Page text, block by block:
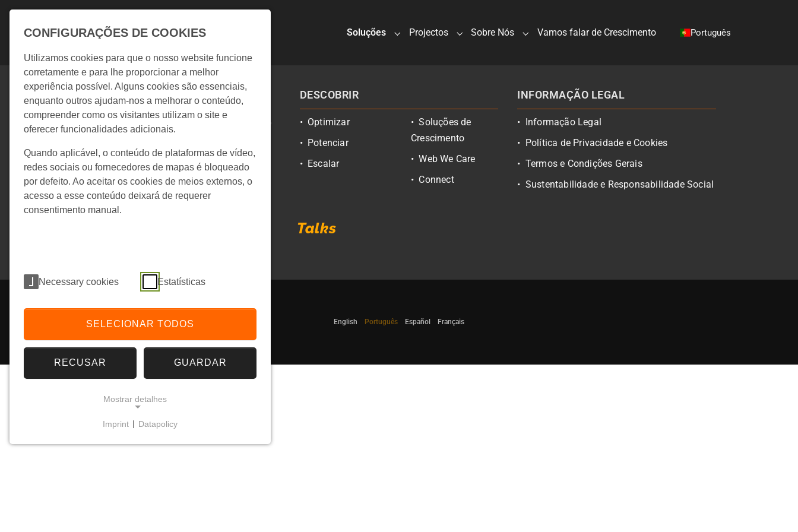
Soluções(current)
Submenu for "Soluções"
Projectos
Submenu for "Projectos"
Sobre Nós
Submenu for "Sobre Nós"
Vamos falar de Crescimento Português
Potenciar a Presença Digital
Soluções inteligentes para o crescimento do
Let's Talk Growth
Aldeia da Nora, Caixa Postal Nº 140N
8375-057 São Bartolomeu de Messines
DESCOBRIR
Optimizar
Potenciar
Escalar
Soluções de
Crescimento
Web We Care
Connect
Talks
INFORMAÇÃO LEGAL
Informação Legal
Política de Privacidade e Cookies
Termos e Condições Gerais
Sustentabilidade e Responsabilidade Social
English Português Español Français
CONFIGURAÇÕES DE COOKIES
Utilizamos cookies para que o nosso website funcione
corretamente e para lhe proporcionar a melhor
experiência possível. Alguns cookies são essenciais,
enquanto outros ajudam-nos a melhorar o conteúdo,
compreender como os visitantes utilizam o site e
oferecer funcionalidades adicionais.
Quando aplicável, o conteúdo de plataformas de vídeo,
redes sociais ou fornecedores de mapas é bloqueado
por defeito. Ao aceitar os cookies de meios externos, o
acesso a esse conteúdo deixará de requerer
consentimento manual.
Necessary cookies Estatísticas
SELECIONAR TODOS
RECUSAR GUARDAR
Mostrar detalhes
Imprint | Datapolicy